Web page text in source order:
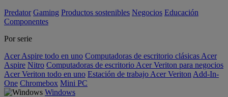
Predator Gaming Productos sostenibles Negocios Educación
Componentes
Por serie
Acer Aspire todo en uno Computadoras de escritorio clásicas Acer
Aspire Nitro Computadoras de escritorio Acer Veriton para negocios
Acer Veriton todo en uno Estación de trabajo Acer Veriton Add-In-
One Chromebox Mini PC
Windows